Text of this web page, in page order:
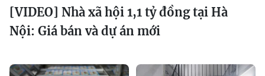
[VIDEO] Nhà xã hội 1,1 tỷ đồng tại Hà
Nội: Giá bán và dự án mới